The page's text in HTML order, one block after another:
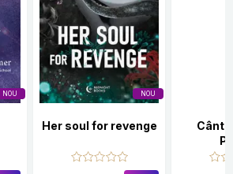
NOU NOU
Her soul for revenge